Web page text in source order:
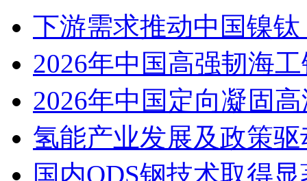
下游需求推动中国镍
2026年中国高强韧海
2026年中国定向凝固
氢能产业发展及政策
国内ODS钢技术取得